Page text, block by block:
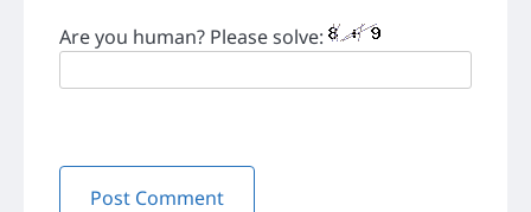
Are you human? Please solve: